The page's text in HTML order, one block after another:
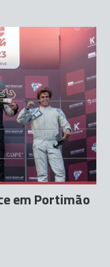
em Portimão